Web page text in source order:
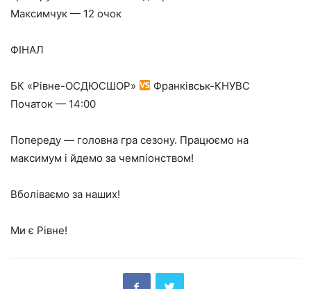
Максимчук — 12 очок
ФІНАЛ
БК «Рівне-ОСДЮСШОР»
Франківськ-КНУВС
Початок — 14:00
Попереду — головна гра сезону. Працюємо на
максимум і йдемо за чемпіонством!
Вболіваємо за наших!
Ми є Рівне!